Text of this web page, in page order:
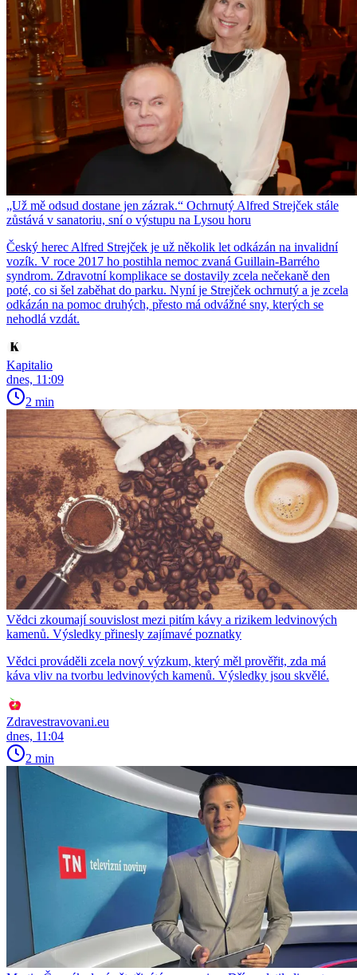
„Už mě odsud dostane jen zázrak.“ Ochrnutý Alfred Strejček stále
zůstává v sanatoriu, sní o výstupu na Lysou horu
Český herec Alfred Strejček je už několik let odkázán na invalidní
vozík. V roce 2017 ho postihla nemoc zvaná Guillain-Barrého
syndrom. Zdravotní komplikace se dostavily zcela nečekaně den
poté, co si šel zaběhat do parku. Nyní je Strejček ochrnutý a je zcela
odkázán na pomoc druhých, přesto má odvážné sny, kterých se
nehodlá vzdát.
Kapitalio
dnes, 11:09
2 min
Vědci zkoumají souvislost mezi pitím kávy a rizikem ledvinových
kamenů. Výsledky přinesly zajímavé poznatky
Vědci prováděli zcela nový výzkum, který měl prověřit, zda má
káva vliv na tvorbu ledvinových kamenů. Výsledky jsou skvělé.
Zdravestravovani.eu
dnes, 11:04
2 min